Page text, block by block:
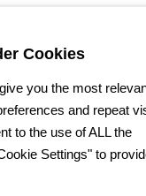
Cookies
you the most
and repeat
to the use of ALL the
Settings" to